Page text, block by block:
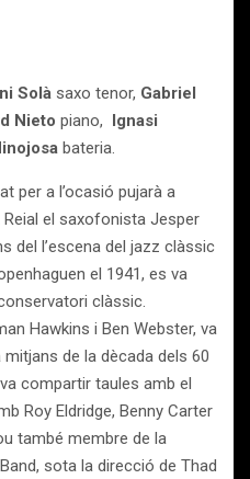
Solà saxo tenor, Gabriel
Nieto piano, Ignasi
bateria.
per a l’ocasió pujarà a
Reial el saxofonista Jesper
del l’escena del jazz clàssic
el 1941, es va
clàssic.
Hawkins i Ben Webster, va
de la dècada dels 60
compartir taules amb el
Roy Eldridge, Benny Carter
també membre de la
sota la direcció de Thad